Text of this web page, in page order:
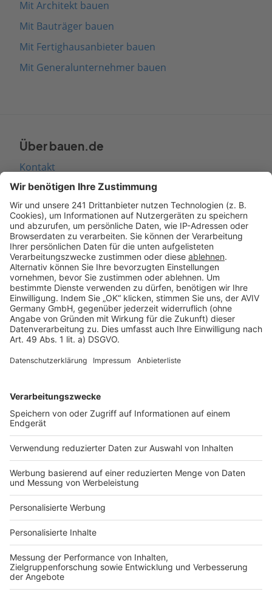
Mit Architekt bauen
Mit Bauträger bauen
Mit Fertighausanbieter bauen
Mit Generalunternehmer bauen
Über bauen.de
Kontakt
Seitenaufbau
Barrierefreiheit
Cookie Einstellungen
Rechtliches
AGB-Übersicht
Datenschutz
Impressum
Services
Bauprojekt-Quiz
Häuser-Suche
Hausanbieter-Suche
Bauprojekt-Profil
Für Unternehmen
Ihre Baufirma auf bauen.de
Kostenloses Infogespräch